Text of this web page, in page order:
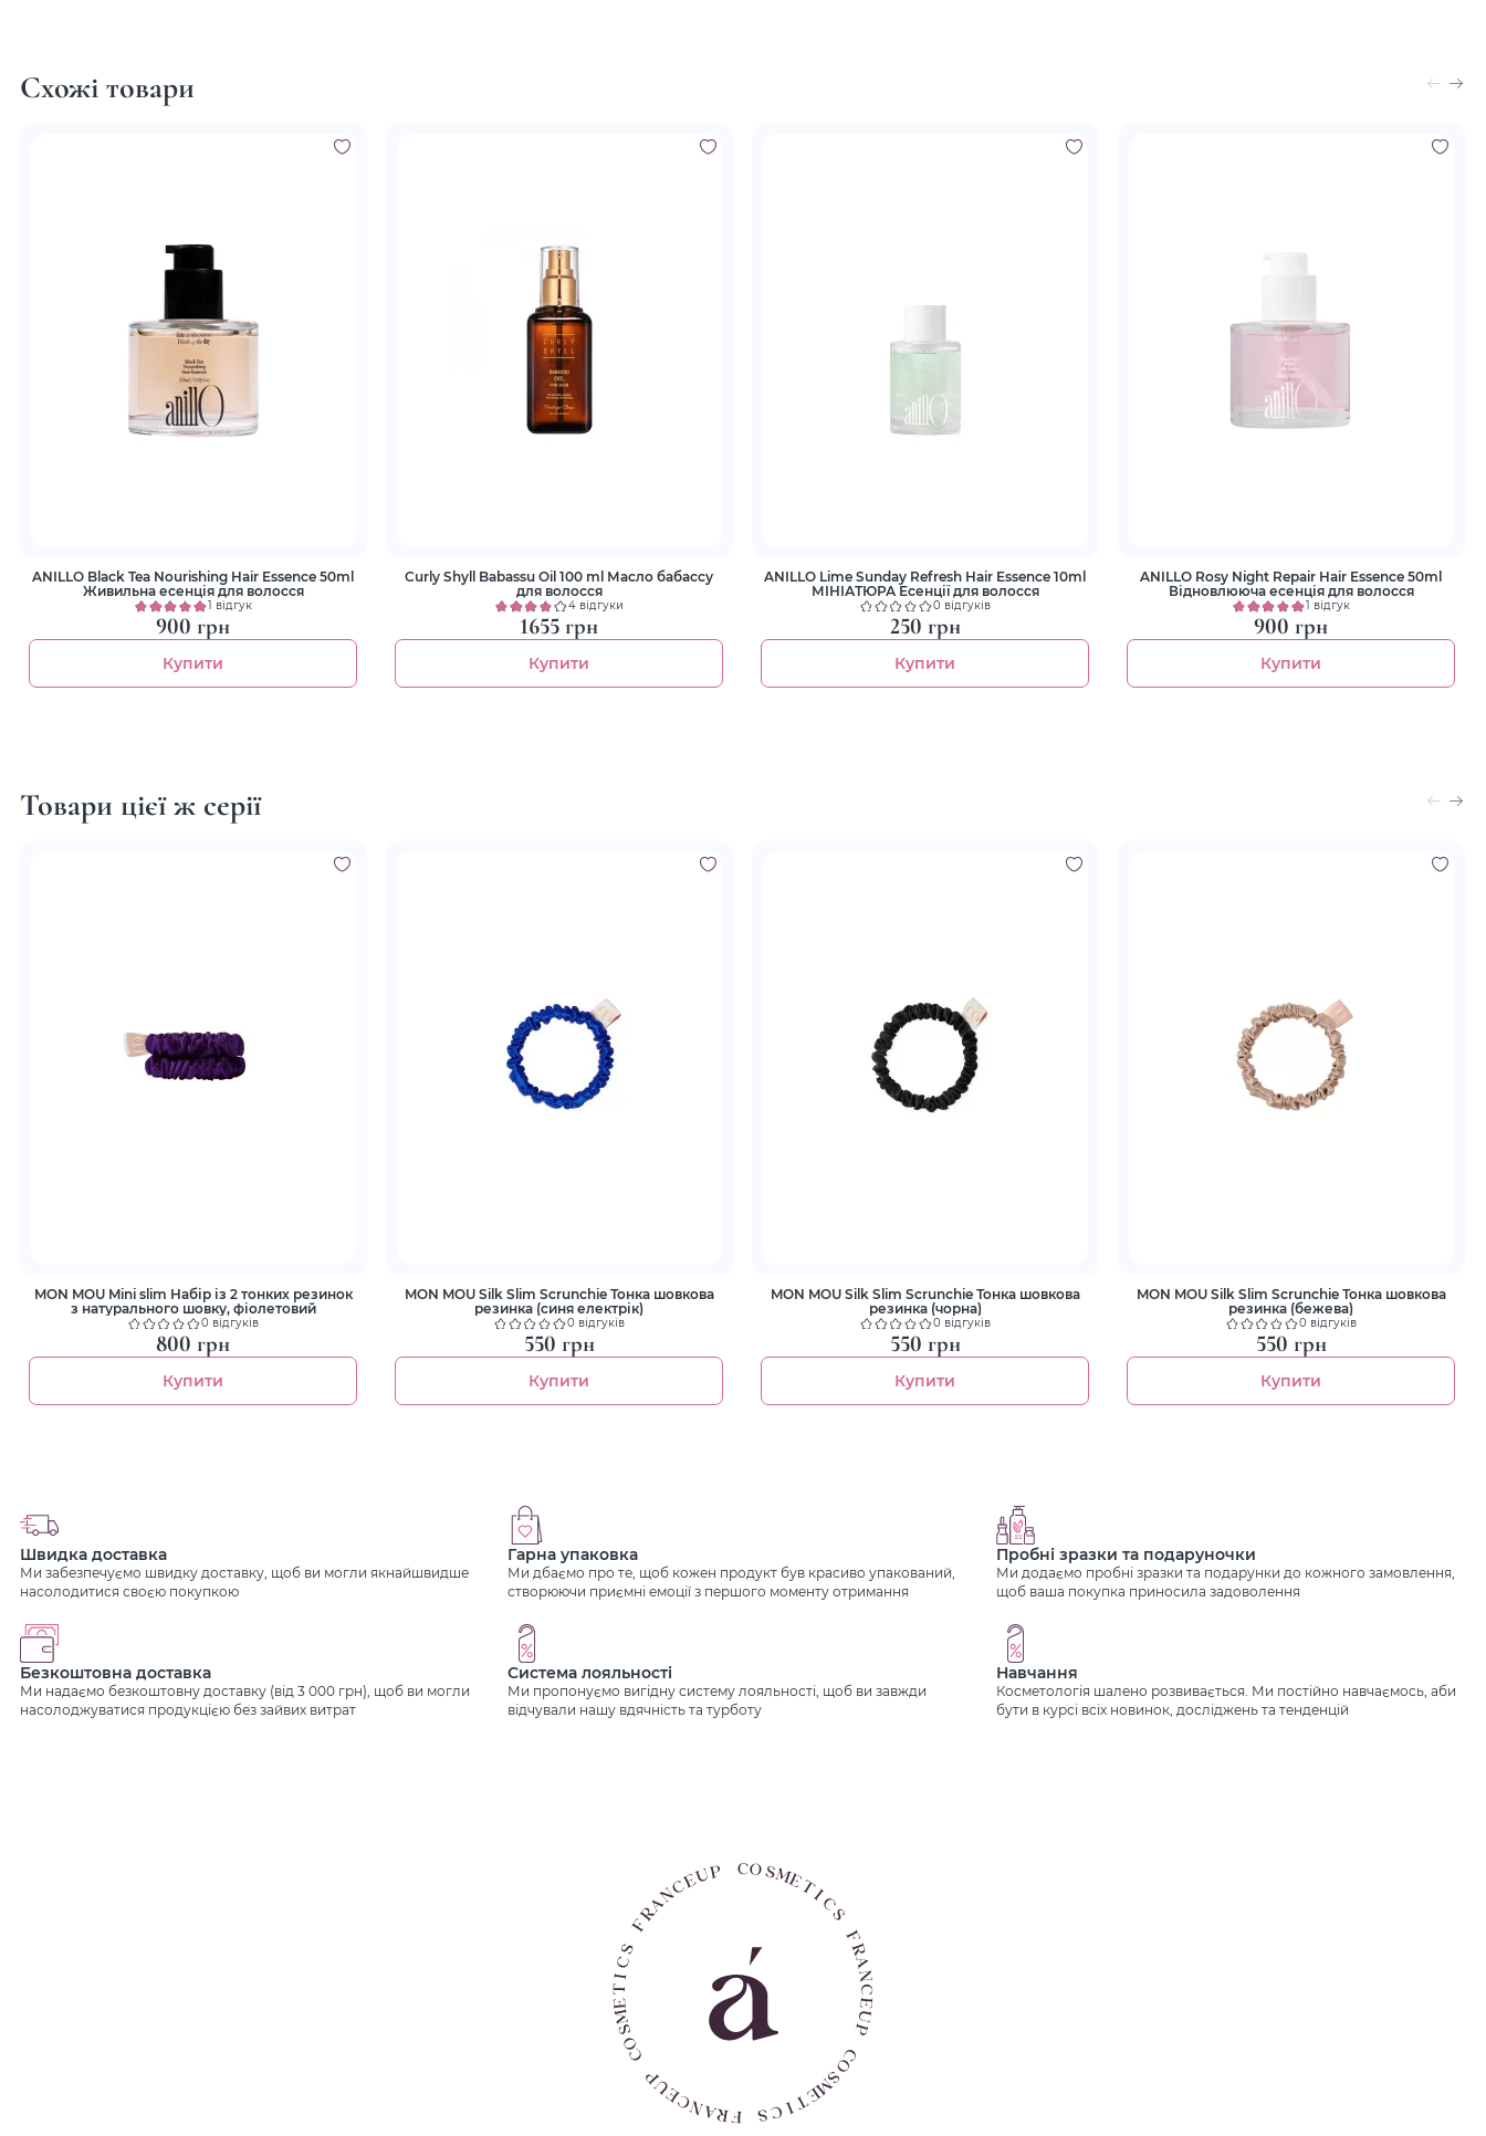
Схожі товари
ANILLO Black Tea Nourishing Hair Essence 50ml
Живильна есенція для волосся
1 відгук
900 грн
Купити
Curly Shyll Babassu Oil 100 ml Масло бабассу
для волосся
4 відгуки
1655 грн
Купити
ANILLO Lime Sunday Refresh Hair Essence 10ml
МІНІАТЮРА Есенції для волосся
0 відгуків
250 грн
Купити
ANILLO Rosy Night Repair Hair Essence 50ml
Відновлююча есенція для волосся
1 відгук
900 грн
Купити
Товари цієї ж серії
MON MOU Mini slim Набір із 2 тонких резинок
з натурального шовку, фіолетовий
0 відгуків
800 грн
Купити
MON MOU Silk Slim Scrunchie Тонка шовкова
резинка (синя електрік)
0 відгуків
550 грн
Купити
MON MOU Silk Slim Scrunchie Тонка шовкова
резинка (чорна)
0 відгуків
550 грн
Купити
MON MOU Silk Slim Scrunchie Тонка шовкова
резинка (бежева)
0 відгуків
550 грн
Купити
Швидка доставка
Ми забезпечуємо швидку доставку, щоб ви могли якнайшвидше
насолодитися своєю покупкою
Гарна упаковка
Ми дбаємо про те, щоб кожен продукт був красиво упакований,
створюючи приємні емоції з першого моменту отримання
Пробні зразки та подаруночки
Ми додаємо пробні зразки та подарунки до кожного замовлення,
щоб ваша покупка приносила задоволення
Безкоштовна доставка
Ми надаємо безкоштовну доставку (від 3 000 грн), щоб ви могли
насолоджуватися продукцією без зайвих витрат
Система лояльності
Ми пропонуємо вигідну систему лояльності, щоб ви завжди
відчували нашу вдячність та турботу
Навчання
Косметологія шалено розвивається. Ми постійно навчаємось, аби
бути в курсі всіх новинок, досліджень та тенденцій